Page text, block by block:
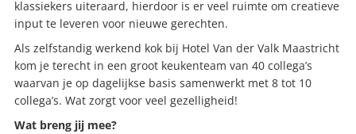
klassiekers uiteraard, hierdoor is er veel ruimte om creatieve
input te leveren voor nieuwe gerechten.
Als zelfstandig werkend kok bij Hotel Van der Valk Maastricht
kom je terecht in een groot keukenteam van 40 collega’s
waarvan je op dagelijkse basis samenwerkt met 8 tot 10
collega’s. Wat zorgt voor veel gezelligheid!
Wat breng jij mee?